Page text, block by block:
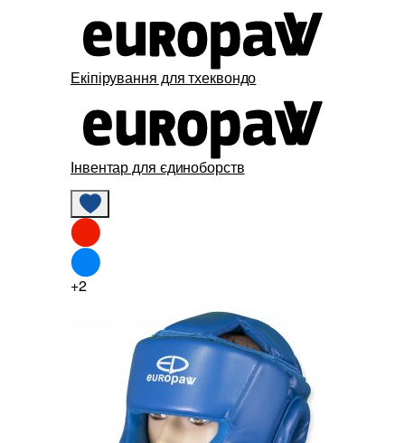
Екіпірування для тхеквондо
Інвентар для єдиноборств
+2